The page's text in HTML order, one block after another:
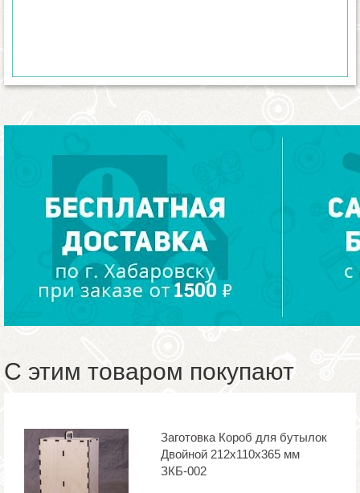
С этим товаром покупают
Заготовка Короб для бутылок
Двойной 212х110х365 мм
ЗКБ-002